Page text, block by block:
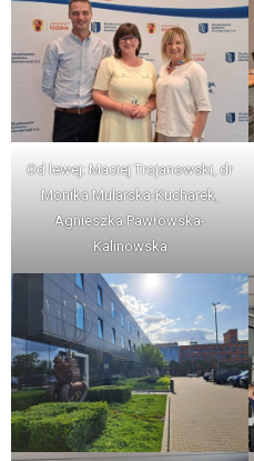
Od lewej: Maciej Trojanowski, dr
Monika Mularska-Kucharek,
Agnieszka Pawłowska-
Kalinowska